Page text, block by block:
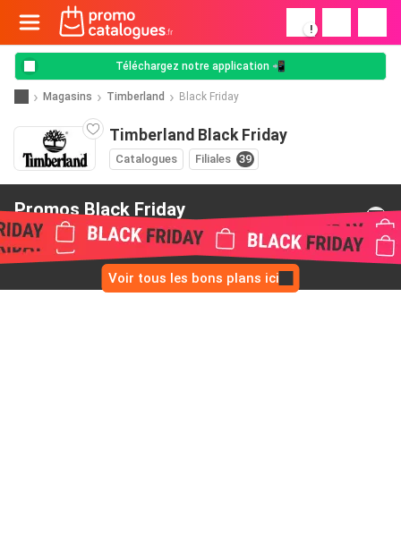
!
Téléchargez notre application 📲
Magasins Timberland Black Friday
Timberland Black Friday
Catalogues Filiales 39
Promos Black Friday
de Timberland
Voir tous les bons plans ici